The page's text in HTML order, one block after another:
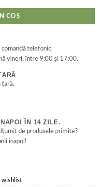
COȘ
comandă telefonic.
vineri, între 9:00 și 17:00.
țară.
ÎN 14 ZILE.
de produsele primite?
înapoi!
wishlist